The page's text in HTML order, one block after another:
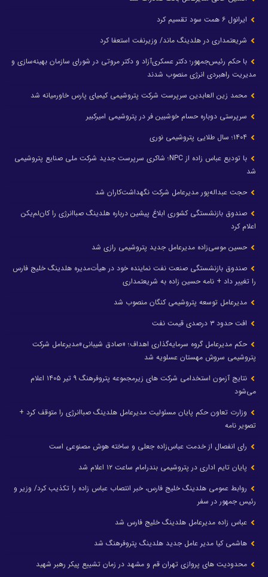
ایرانول ۶ همت سود تقسیم کرد
شریعتمداری در هلدینگ ماند/ وزیرنفت استعفا کرد
با حکم رئیس‌جمهور؛ دکتر عسکری‌آزاد و دکتر مروتی در شورای سازمان بهینه‌سازی و
مدیریت راهبردی انرژی منصوب شدند
محمد زین العابدین سرپرست شرکت پتروشیمی کیمیای پارس خاورمیانه شد
سرپرستی دوباره حسام خوشبین فر در پتروشیمی امیرکبیر
با تودیع عباس زاده از NPC؛ شاکری سرپرست جدید شرکت ملی صنایع پتروشیمی
شد
حجت عبداله‌پور مدیرعامل شرکت نگهداشت‌کاران شد
صندوق بازنشستگی کشوری ابلاغ پیشین درباره هلدینگ صباانرژی را کان‌لم‌یکن
اعلام کرد
حسین موسی‌زاده مدیرعامل جدید پتروشیمی رازی شد
صندوق بازنشستگی صنعت نفت نماینده خود در هیأت‌مدیره هلدینگ خلیج فارس
را تغییر داد + نامه حسین زاده به شریعتمداری
مدیرعامل توسعه پتروشیمی کنگان منصوب شد
افت حدود ۳ درصدی قیمت نفت
حکم مدیرعامل گروه سرمایه‌گذاری اهداف؛ «صادق شیبانی»مدیرعامل شرکت
پتروشیمی سروش مهستان عسلویه شد
نتایج آزمون استخدامی شرکت های زیرمجموعه پتروفرهنگ ۹ تیر ۱۴۰۵ اعلام
می‌شود
وزارت تعاون حکم پایان مسئولیت مدیرعامل هلدینگ صباانرژی را متوقف کرد +
تصویر نامه
رای انفصال از خدمت عباس‌زاده جعلی و ساخته هوش مصنوعی است
پایان تایم اداری در پتروشیمی بندرامام ساعت ۱۲ اعلام شد
روابط عمومی هلدینگ خلیج فارس، خبر انتصاب عباس زاده را تکذیب کرد/ وزیر و
رئیس جمهور در سفر
عباس زاده مدیرعامل هلدینگ خلیج فارس شد
هاشمی کیا مدیر عامل جدید هلدینگ پتروفرهنگ شد
محدودیت های پروازی تهران قم و مشهد در زمان تشییع پیکر رهبر شهید